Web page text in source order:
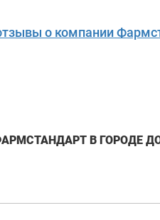
о компании
В ГОРОДЕ